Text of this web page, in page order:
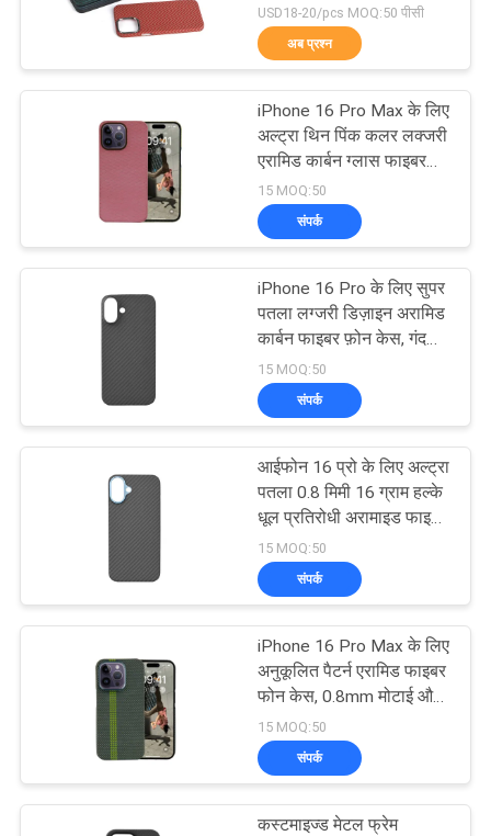
संपर्क
करें
मामलों
PRIVACY
प्रकरण
Aramid Fiber
Huawei प्रकरण
Aramid Fiber Watch
Case
15
उत्कीर्ण लकड़ी के फोन के
मामले
19
USD18-20/pcs MOQ:50 पीसी
अब प्रश्न
iPhone 16 Pro Max के लिए
अल्ट्रा थिन पिंक कलर लक्जरी
एरामिड कार्बन ग्लास फाइबर
मैग्नेटिक फोन केस
15 MOQ:50
संपर्क
iPhone 16 Pro के लिए सुपर
पतला लग्जरी डिज़ाइन अरामिड
कार्बन फाइबर फ़ोन केस, गंदगी
प्रतिरोधी सुरक्षा के साथ
15 MOQ:50
संपर्क
आईफोन 16 प्रो के लिए अल्ट्रा
पतला 0.8 मिमी 16 ग्राम हल्के
धूल प्रतिरोधी अरामाइड फाइबर
चुंबकीय फोन केस
15 MOQ:50
संपर्क
iPhone 16 Pro Max के लिए
अनुकूलित पैटर्न एरामिड फाइबर
फोन केस, 0.8mm मोटाई और
16g वजन के साथ
15 MOQ:50
संपर्क
कस्टमाइज्ड मेटल फ्रेम